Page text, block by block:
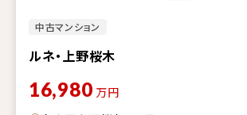
中古マンション
ルネ・上野桜木
16,980 万円